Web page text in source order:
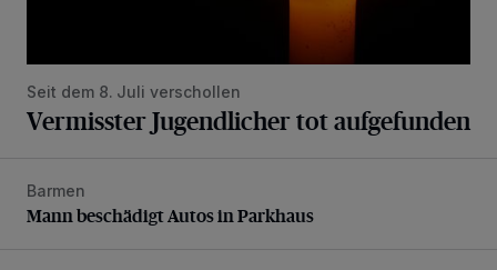
Seit dem 8. Juli verschollen
Vermisster Jugendlicher tot aufgefunden
Mann beschädigt Autos in Parkhaus
Barmen
Mann beschädigt Autos in Parkhaus